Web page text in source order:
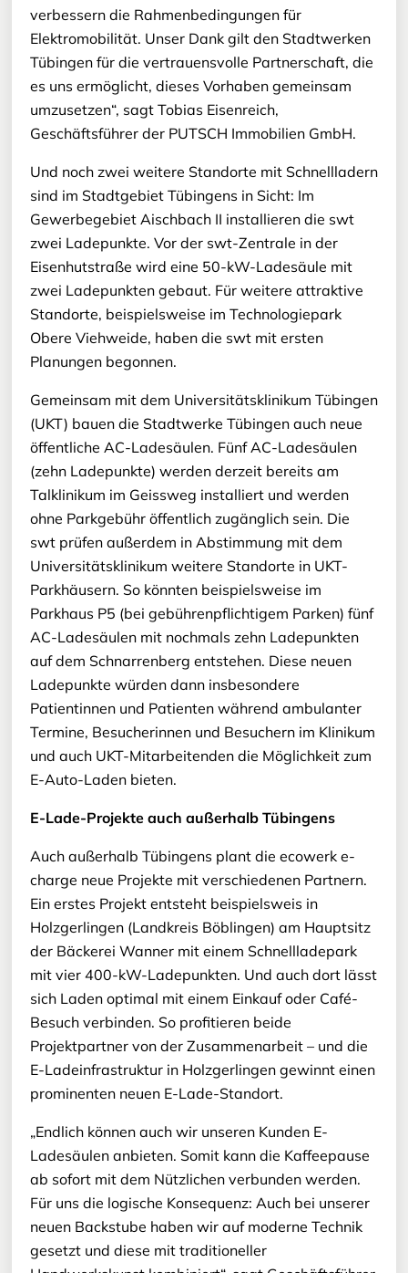
verbessern die Rahmenbedingungen für
Elektromobilität. Unser Dank gilt den Stadtwerken
Tübingen für die vertrauensvolle Partnerschaft, die
es uns ermöglicht, dieses Vorhaben gemeinsam
umzusetzen“, sagt Tobias Eisenreich,
Geschäftsführer der PUTSCH Immobilien GmbH.
Und noch zwei weitere Standorte mit Schnellladern
sind im Stadtgebiet Tübingens in Sicht: Im
Gewerbegebiet Aischbach II installieren die swt
zwei Ladepunkte. Vor der swt-Zentrale in der
Eisenhutstraße wird eine 50-kW-Ladesäule mit
zwei Ladepunkten gebaut. Für weitere attraktive
Standorte, beispielsweise im Technologiepark
Obere Viehweide, haben die swt mit ersten
Planungen begonnen.
Gemeinsam mit dem Universitätsklinikum Tübingen
(UKT) bauen die Stadtwerke Tübingen auch neue
öffentliche AC-Ladesäulen. Fünf AC-Ladesäulen
(zehn Ladepunkte) werden derzeit bereits am
Talklinikum im Geissweg installiert und werden
ohne Parkgebühr öffentlich zugänglich sein. Die
swt prüfen außerdem in Abstimmung mit dem
Universitätsklinikum weitere Standorte in UKT-
Parkhäusern. So könnten beispielsweise im
Parkhaus P5 (bei gebührenpflichtigem Parken) fünf
AC-Ladesäulen mit nochmals zehn Ladepunkten
auf dem Schnarrenberg entstehen. Diese neuen
Ladepunkte würden dann insbesondere
Patientinnen und Patienten während ambulanter
Termine, Besucherinnen und Besuchern im Klinikum
und auch UKT-Mitarbeitenden die Möglichkeit zum
E-Auto-Laden bieten.
E-Lade-Projekte auch außerhalb Tübingens
Auch außerhalb Tübingens plant die ecowerk e-
charge neue Projekte mit verschiedenen Partnern.
Ein erstes Projekt entsteht beispielsweis in
Holzgerlingen (Landkreis Böblingen) am Hauptsitz
der Bäckerei Wanner mit einem Schnellladepark
mit vier 400-kW-Ladepunkten. Und auch dort lässt
sich Laden optimal mit einem Einkauf oder Café-
Besuch verbinden. So profitieren beide
Projektpartner von der Zusammenarbeit – und die
E-Ladeinfrastruktur in Holzgerlingen gewinnt einen
prominenten neuen E-Lade-Standort.
„Endlich können auch wir unseren Kunden E-
Ladesäulen anbieten. Somit kann die Kaffeepause
ab sofort mit dem Nützlichen verbunden werden.
Für uns die logische Konsequenz: Auch bei unserer
neuen Backstube haben wir auf moderne Technik
gesetzt und diese mit traditioneller